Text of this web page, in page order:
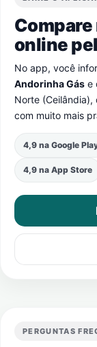
Compare
online
No app, você
Andorinha Gás e
Norte (Ceilândia),
com muito mais
4,9 na Google
4,9 na App Store
PERGUNTAS